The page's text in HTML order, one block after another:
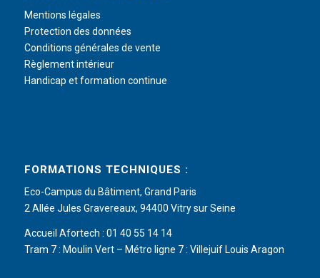
Mentions légales
Protection des données
Conditions générales de vente
Règlement intérieur
Handicap et formation continue
FORMATIONS TECHNIQUES :
Eco-Campus du Bâtiment, Grand Paris
2 Allée Jules Gravereaux, 94400 Vitry sur Seine
Accueil Afortech : 01 40 55 14 14
Tram 7 : Moulin Vert – Métro ligne 7 : Villejuif Louis Aragon